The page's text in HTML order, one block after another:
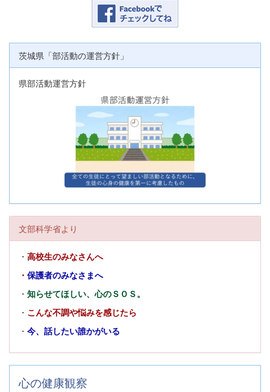
茨城県「部活動の運営方針」
県部活動運営方針
文部科学省より
・ 高校生のみなさんへ
・ 保護者のみなさまへ
・ 知らせてほしい、心のＳＯＳ。
・ こんな不調や悩みを感じたら
・ 今、話したい誰かがいる
心の健康観察